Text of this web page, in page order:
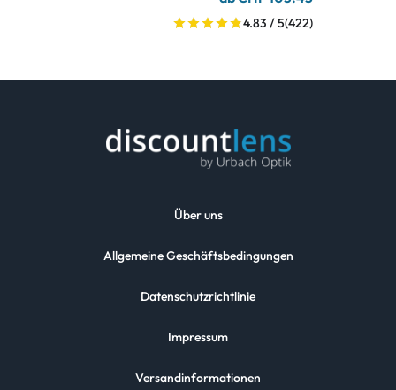
4.83 / 5(422)
Über uns
Allgemeine Geschäftsbedingungen
Datenschutzrichtlinie
Impressum
Versandinformationen